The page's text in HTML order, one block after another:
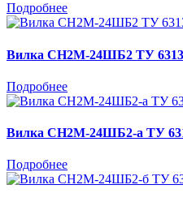
Подробнее
Вилка СН2М-24ШБ2 ТУ 6313-
Подробнее
Вилка СН2М-24ШБ2-а ТУ
Подробнее